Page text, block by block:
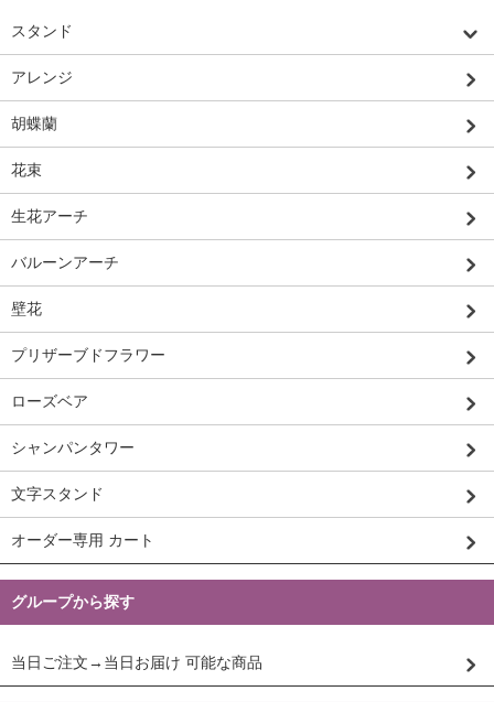
スタンド
アレンジ
胡蝶蘭
花束
生花アーチ
バルーンアーチ
壁花
プリザーブドフラワー
ローズベア
シャンパンタワー
文字スタンド
オーダー専用 カート
グループから探す
当日ご注文→当日お届け 可能な商品